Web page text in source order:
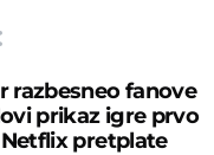
razbesneo fanove
prikaz igre prvo
pretplate